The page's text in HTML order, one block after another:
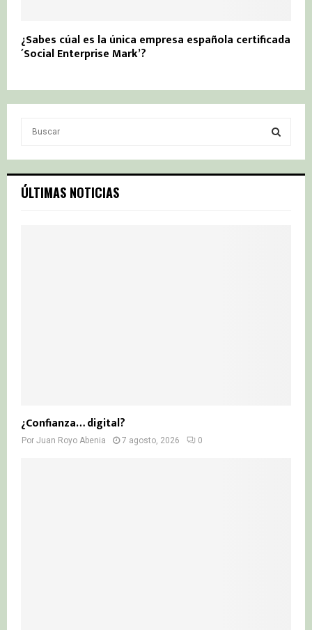
¿Sabes cúal es la única empresa española certificada
´Social Enterprise Mark’?
c
h
S
ÚLTIMAS NOTICIAS
¿Confianza… digital?
Por Juan Royo Abenia 7 agosto, 2026 0